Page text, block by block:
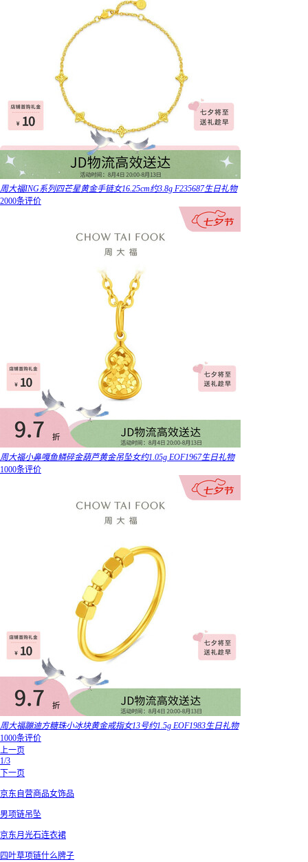
周大福ING系列四芒星黄金手链女16.25cm约3.8g F235687生日礼物
2000条评价
周大福小鼻嘎鱼鳞碎金葫芦黄金吊坠女约1.05g EOF1967生日礼物
1000条评价
周大福蹦迪方糖珠小冰块黄金戒指女13号约1.5g EOF1983生日礼物
1000条评价
上一页
1/3
下一页
京东自营商品女饰品
男项链吊坠
京东月光石连衣裙
四叶草项链什么牌子